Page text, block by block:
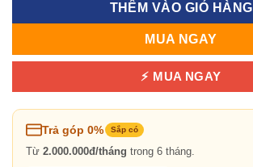
THÊM VÀO GIỎ HÀNG
MUA NGAY
⚡ MUA NGAY
Trả góp 0% Sắp có
Từ 2.000.000đ/tháng trong 6 tháng.